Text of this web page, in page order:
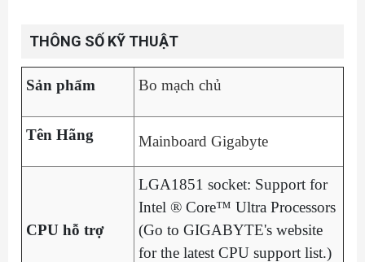
THÔNG SỐ KỸ THUẬT
Sản phẩm Bo mạch chủ
Tên Hãng Mainboard Gigabyte
CPU hỗ trợ
LGA1851 socket: Support for
Intel ® Core™ Ultra Processors
(Go to GIGABYTE's website
for the latest CPU support list.)